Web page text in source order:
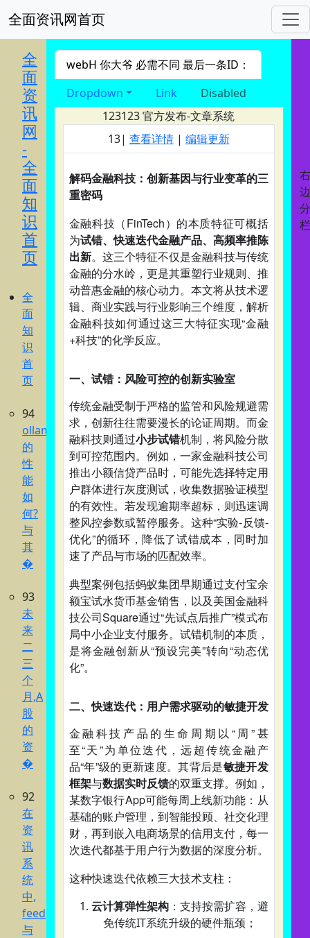
全面资讯网首页
全
面
资
讯
网
-
全
面
知
识
首
页
全
面
知
识
首
页
94
ollama
的
性
能
如
何?
与
其
�
93
未
来
二
三
个
月,A
股
的
资
�
92
在
资
讯
系
统
中,
feed
与
webH 你大爷 必需不同 最后一条ID：
Dropdown
Link
Disabled
123123官方发布-文章系统
13| 查看详情| 编辑更新
解码金融科技：创新基因与行业变革的三
重密码
金融科技（FinTech）的本质特征可概括
为试错、快速迭代金融产品、高频率推陈
出新。这三个特征不仅是金融科技与传统
金融的分水岭，更是其重塑行业规则、推
动普惠金融的核心动力。本文将从技术逻
辑、商业实践与行业影响三个维度，解析
金融科技如何通过这三大特征实现“金融
+科技”的化学反应。
一、试错：风险可控的创新实验室
传统金融受制于严格的监管和风险规避需
求，创新往往需要漫长的论证周期。而金
融科技则通过小步试错机制，将风险分散
到可控范围内。例如，一家金融科技公司
推出小额信贷产品时，可能先选择特定用
户群体进行灰度测试，收集数据验证模型
的有效性。若发现逾期率超标，则迅速调
整风控参数或暂停服务。这种“实验-反馈-
优化”的循环，降低了试错成本，同时加
速了产品与市场的匹配效率。
典型案例包括蚂蚁集团早期通过支付宝余
额宝试水货币基金销售，以及美国金融科
技公司Square通过“先试点后推广”模式布
局中小企业支付服务。试错机制的本质，
是将金融创新从“预设完美”转向“动态优
化”。
二、快速迭代：用户需求驱动的敏捷开发
金融科技产品的生命周期以“周”甚
至“天”为单位迭代，远超传统金融产
品“年”级的更新速度。其背后是敏捷开发
框架与数据实时反馈的双重支撑。例如，
某数字银行App可能每周上线新功能：从
基础的账户管理，到智能投顾、社交化理
财，再到嵌入电商场景的信用支付，每一
次迭代都基于用户行为数据的深度分析。
这种快速迭代依赖三大技术支柱：
云计算弹性架构：支持按需扩容，避
免传统IT系统升级的硬件瓶颈；
右
边
分
栏